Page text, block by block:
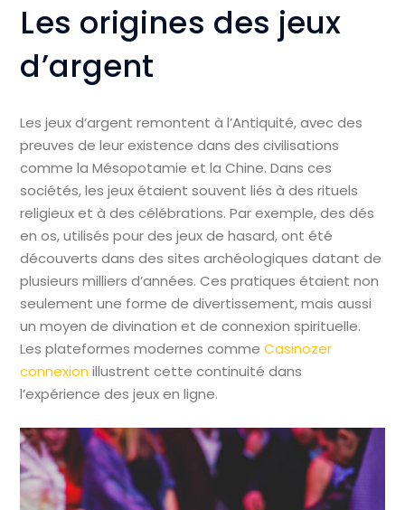
Les origines des jeux
d’argent
Les jeux d’argent remontent à l’Antiquité, avec des
preuves de leur existence dans des civilisations
comme la Mésopotamie et la Chine. Dans ces
sociétés, les jeux étaient souvent liés à des rituels
religieux et à des célébrations. Par exemple, des dés
en os, utilisés pour des jeux de hasard, ont été
découverts dans des sites archéologiques datant de
plusieurs milliers d’années. Ces pratiques étaient non
seulement une forme de divertissement, mais aussi
un moyen de divination et de connexion spirituelle.
Les plateformes modernes commeCasinozer
connexionillustrent cette continuité dans
l’expérience des jeux en ligne.